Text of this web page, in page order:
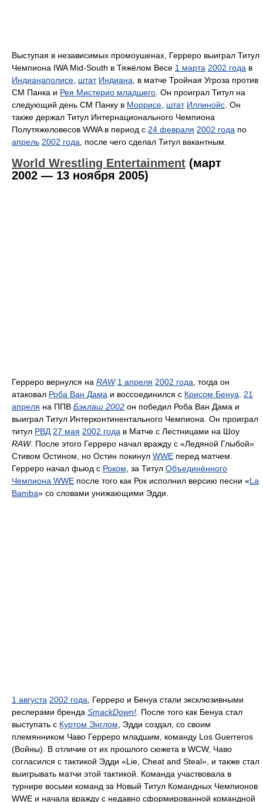
Выступая в независимых промоушенах, Герреро выиграл Титул
Чемпиона IWA Mid-South в Тяжёлом Весе 1 марта 2002 года в
Индианаполисе штат Индиана , в матче Тройная Угроза против
СМ Панка и Рея Мистерио младшего . Он проиграл Титул на
следующий день СМ Панку в Моррисе штат Иллинойс . Он
также держал Титул Интернационального Чемпиона
Полутяжеловесов WWA в период с 24 февраля 2002 года по
апрель 2002 года , после чего сделал Титул вакантным.
World Wrestling Entertainment (март
2002 — 13 ноября 2005)
Герреро вернулся на RAW 1 апреля 2002 года , тогда он
атаковал Роба Ван Дама и воссоединился с Крисом Бенуа
21
апреля на ППВ Бэклаш 2002 он победил Роба Ван Дама и
выиграл Титул Интерконтинентального Чемпиона. Он проиграл
титул РВД 27 мая 2002 года в Матче с Лестницами на Шоу
RAW. После этого Герреро начал вражду с «Ледяной Глыбой»
Стивом Остином, но Остин покинул WWE перед матчем.
Герреро начал фьюд с Роком , за Титул Объединённого
Чемпиона WWE после того как Рок исполнил версию песни «La
Bamba» со словами унижающими Эдди.
1 августа 2002 года , Герреро и Бенуа стали эксклюзивными
реслерами бренда SmackDown! . После того как Бенуа стал
выступать с Куртом Энглом , Эдди создал, со своим
племянником Чаво Герреро младшим, команду Los Guerreros
(Войны). В отличие от их прошлого сюжета в WCW, Чаво
согласился с тактикой Эдди «Lie, Cheat and Steal», и также стал
выигрывать матчи этой тактикой. Команда участвовала в
турнире восьми команд за Новый Титул Командных Чемпионов
WWE и начала вражду с недавно сформированной командной